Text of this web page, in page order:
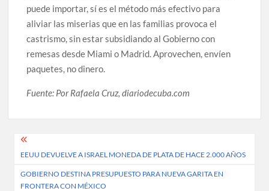
puede importar, sí es el método más efectivo para
aliviar las miserias que en las familias provoca el
castrismo, sin estar subsidiando al Gobierno con
remesas desde Miami o Madrid. Aprovechen, envíen
paquetes, no dinero.
Fuente: Por Rafaela Cruz, diariodecuba.com
Post
navigation
EEUU DEVUELVE A ISRAEL MONEDA DE PLATA DE HACE 2.000 AÑOS
GOBIERNO DESTINA PRESUPUESTO PARA NUEVA GARITA EN
FRONTERA CON MÉXICO